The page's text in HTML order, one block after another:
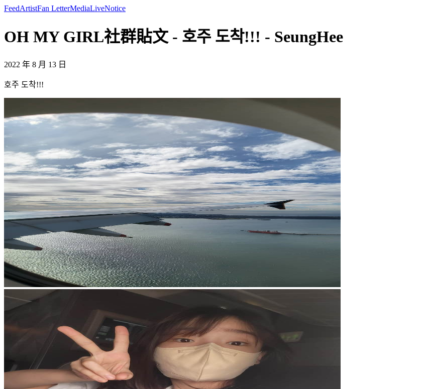
FeedArtistFan LetterMediaLiveNotice
OH MY GIRL社群貼文 - 호주 도착!!! - SeungHee
2022 年 8 月 13 日
호주 도착!!!